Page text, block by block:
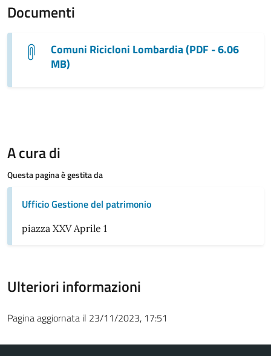
Documenti
Comuni Ricicloni Lombardia (PDF - 6.06
MB)
A cura di
Questa pagina è gestita da
Ufficio Gestione del patrimonio
piazza XXV Aprile 1
Ulteriori informazioni
Pagina aggiornata il 23/11/2023, 17:51